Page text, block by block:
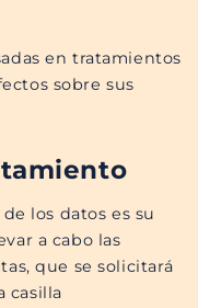
en tratamientos
sobre sus
los datos es su
a cabo las
que se solicitará
casilla